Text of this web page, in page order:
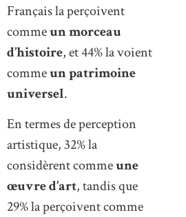
Français la perçoivent
commeun morceau
d’histoire, et 44% la voient
commeun patrimoine
universel.
En termes de perception
artistique, 32% la
considèrent commeune
œuvre d’art, tandis que
29% la perçoivent comme